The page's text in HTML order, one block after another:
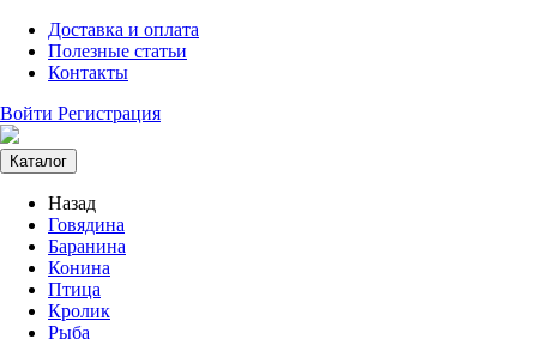
Доставка и оплата
Полезные статьи
Контакты
Войти Регистрация
Каталог
Назад
Говядина
Баранина
Конина
Птица
Кролик
Рыба